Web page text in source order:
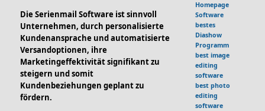
Die Serienmail Software ist sinnvoll
Unternehmen, durch personalisierte
Kundenansprache und automatisierte
Versandoptionen, ihre
Marketingeffektivität signifikant zu
steigern und somit
Kundenbeziehungen geplant zu
fördern.
Homepage
Software
bestes
Diashow
Programm
best image
editing
software
best photo
editing
software